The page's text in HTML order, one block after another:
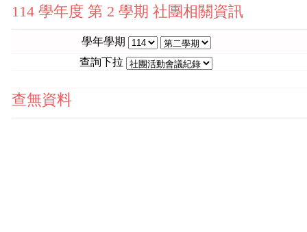
114 學年度 第 2 學期 社團相關資訊
學年學期
查詢下拉
查無資料